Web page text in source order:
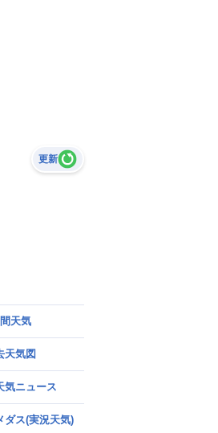
更新
天気
天気図
気ニュース
ダス(実況天気)